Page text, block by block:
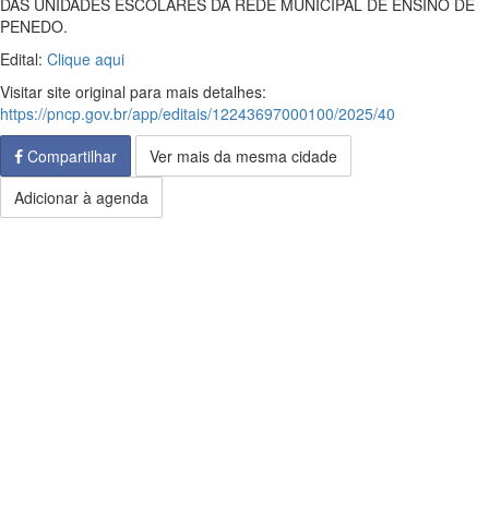
DAS UNIDADES ESCOLARES DA REDE MUNICIPAL DE ENSINO DE
PENEDO.
Edital: Clique aqui
Visitar site original para mais detalhes:
https://pncp.gov.br/app/editais/12243697000100/2025/40
Compartilhar
Ver mais da mesma cidade
Adicionar à agenda